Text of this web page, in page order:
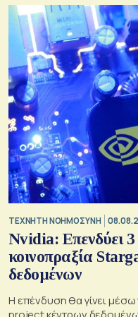
TΕΧΝΗΤΗ ΝΟΗΜΟΣΥΝΗ
Nvidia: Επενδύει 3
κοινοπραξία
δεδομένων
Η επένδυση θα γίνει